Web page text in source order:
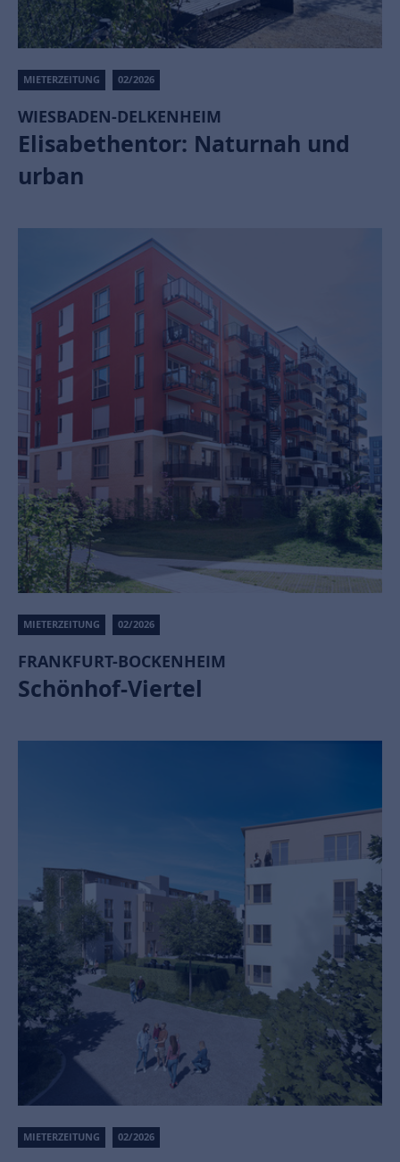
MIETERZEITUNG 02/2026
WIESBADEN-DELKENHEIM
Elisabethentor: Naturnah und
urban
MIETERZEITUNG 02/2026
FRANKFURT-BOCKENHEIM
Schönhof-Viertel
MIETERZEITUNG 02/2026